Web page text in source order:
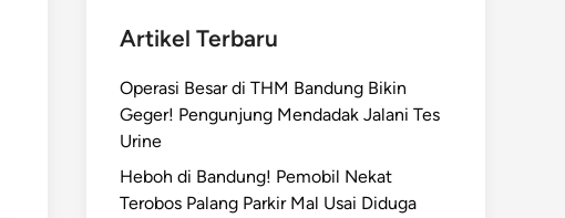
Artikel Terbaru
Operasi Besar di THM Bandung Bikin
Geger! Pengunjung Mendadak Jalani Tes
Urine
Heboh di Bandung! Pemobil Nekat
Terobos Palang Parkir Mal Usai Diduga